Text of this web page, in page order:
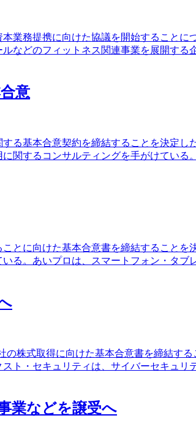
業務提携に向けた協議を開始すること
などのフィットネス関連事業を展開す
意
る基本合意契約を締結することを決定
関するコンサルティングを手がけている
とに向けた基本合意書を締結することを
る。あいプロは、スマートフォン・タブ
株式取得に向けた基本合意書を締結す
ト・セキュリティは、サイバーセキュ
業などを譲受へ